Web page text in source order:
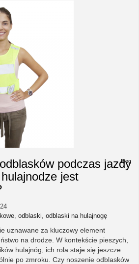
Blog
podczas jazdy
jest
, odblaski, odblaski na hulajnogę
uznawane za kluczowy element
na drodze. W kontekście pieszych,
hulajnóg, ich rola staje się jeszcze
po zmroku. Czy noszenie odblasków